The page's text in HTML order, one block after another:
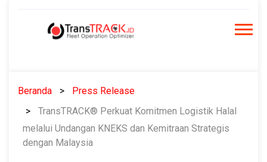
Beranda
Press Release
TransTRACK® Perkuat Komitmen Logistik Halal
melalui Undangan KNEKS dan Kemitraan Strategis
dengan Malaysia